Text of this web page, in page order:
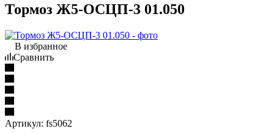
Тормоз Ж5-ОСЦП-3 01.050
В избранное
Сравнить
Артикул: fs5062